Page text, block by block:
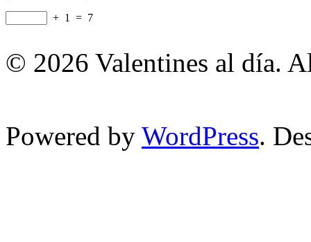
+ 1 = 7
© 2026 Valentines al día.
Powered by WordPress.